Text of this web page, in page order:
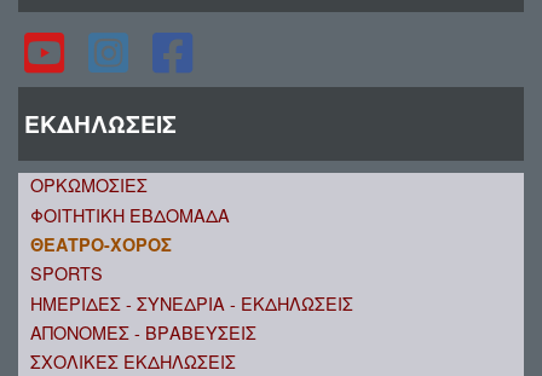
ΕΚΔΗΛΩΣΕΙΣ
ΟΡΚΩΜΟΣΙΕΣ
ΦΟΙΤΗΤΙΚΗ ΕΒΔΟΜΑΔΑ
ΘΕΑΤΡΟ-ΧΟΡΟΣ
SPORTS
ΗΜΕΡΙΔΕΣ - ΣΥΝΕΔΡΙΑ - ΕΚΔΗΛΩΣΕΙΣ
ΑΠΟΝΟΜΕΣ - ΒΡΑΒΕΥΣΕΙΣ
ΣΧΟΛΙΚΕΣ ΕΚΔΗΛΩΣΕΙΣ